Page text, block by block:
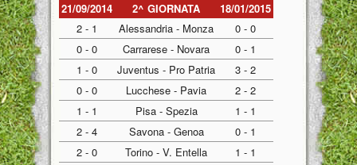
21/09/2014 2^ GIORNATA
18/01/2015
2 - 1
Alessandria - Monza
0 - 0
0 - 0
Carrarese - Novara
0 - 1
1 - 0
Juventus - Pro Patria
3 - 2
0 - 0
Lucchese - Pavia
2 - 2
1 - 1
Pisa - Spezia
1 - 1
2 - 4
Savona - Genoa
0 - 1
2 - 0
Torino - V. Entella 1 - 1